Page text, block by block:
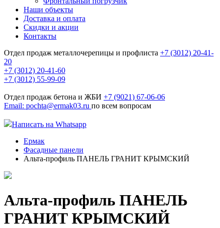
Наши объекты
Доставка и оплата
Скидки и акции
Контакты
Отдел продаж металлочерепицы и профлиста +7 (3012) 20-41-
20
+7 (3012) 20-41-60
+7 (3012) 55-99-09
Отдел продаж бетона и ЖБИ +7 (9021) 67-06-06
Email: pochta@ermak03.ru по всем вопросам
Написать на Whatsapp
Ермак
Фасадные панели
Альта-профиль ПАНЕЛЬ ГРАНИТ КРЫМСКИЙ
Альта-профиль ПАНЕЛЬ
ГРАНИТ КРЫМСКИЙ